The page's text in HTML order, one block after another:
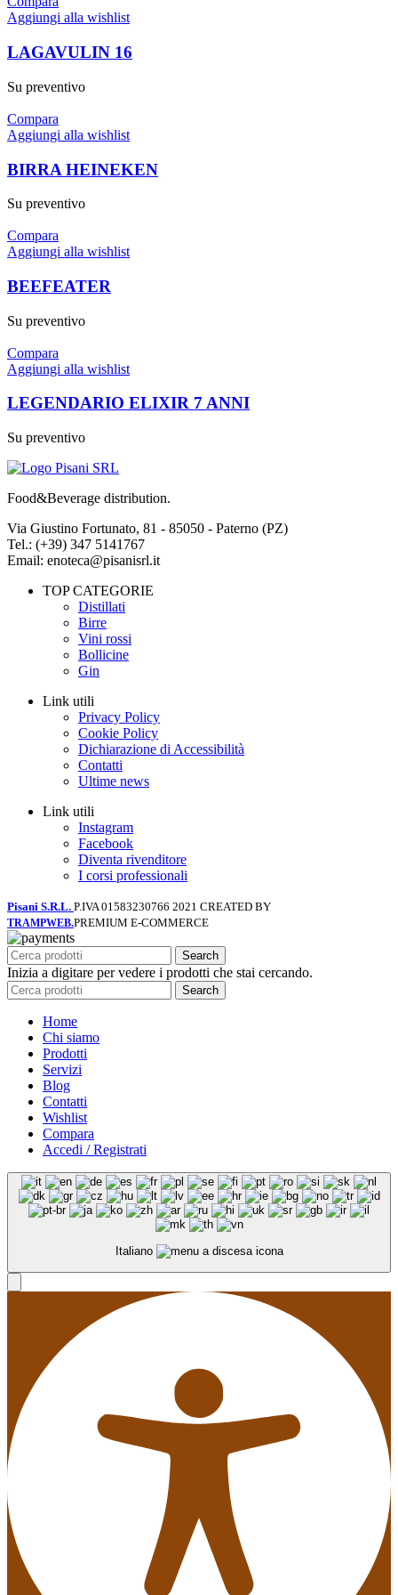
Aggiungi alla wishlist
LAGAVULIN 16
Su preventivo
Compara
Aggiungi alla wishlist
BIRRA HEINEKEN
Su preventivo
Compara
Aggiungi alla wishlist
BEEFEATER
Su preventivo
Compara
Aggiungi alla wishlist
LEGENDARIO ELIXIR 7 ANNI
Su preventivo
Food&Beverage distribution.
Via Giustino Fortunato, 81 - 85050 - Paterno (PZ)
Tel.: (+39) 347 5141767
Email: enoteca@pisanisrl.it
TOP CATEGORIE
Distillati
Birre
Vini rossi
Bollicine
Gin
Link utili
Privacy Policy
Cookie Policy
Dichiarazione di Accessibilità
Contatti
Ultime news
Link utili
Instagram
Facebook
Diventa rivenditore
I corsi professionali
Pisani S.R.L. P.IVA 01583230766 2021 CREATED BY
TRAMPWEB.PREMIUM E-COMMERCE
Search
Inizia a digitare per vedere i prodotti che stai cercando.
Search
Home
Chi siamo
Prodotti
Servizi
Blog
Contatti
Wishlist
Compara
Accedi / Registrati
Italiano